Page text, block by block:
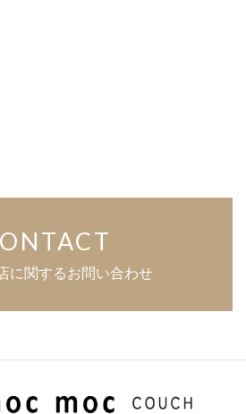
に関するお問い合わせ